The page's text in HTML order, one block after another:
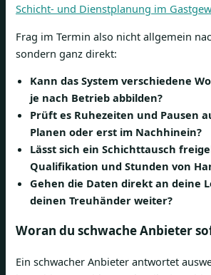
Schicht- und Dienstplanung im
Frag im Termin also nicht allgemein
sondern ganz direkt:
Kann das System verschiedene
je nach Betrieb abbilden?
Prüft es Ruhezeiten und Pausen
Planen oder erst im Nachhinein?
Lässt sich ein Schichttausch
Qualifikation und Stunden von
Gehen die Daten direkt an deine
deinen Treuhänder weiter?
Woran du schwache Anbieter
Ein schwacher Anbieter antwortet